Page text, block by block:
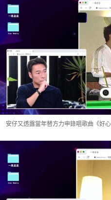
安仔又透露當年替方力申錄唱歌曲《好心